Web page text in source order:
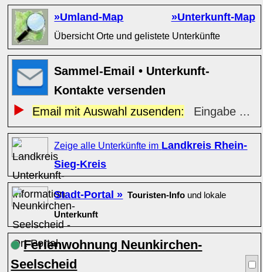
»Umland-Map »Unterkunft-Map
Übersicht Orte und gelistete Unterkünfte
Sammel-Email • Unterkunft-
Kontakte versenden
Email mit Auswahl zusenden:
Eingabe ...
Zeige alle Unterkünfte im Landkreis Rhein-
Sieg-Kreis
Stadt-Portal » Touristen-Info und lokale
Unterkunft
Ferienwohnung Neunkirchen-
Seelscheid